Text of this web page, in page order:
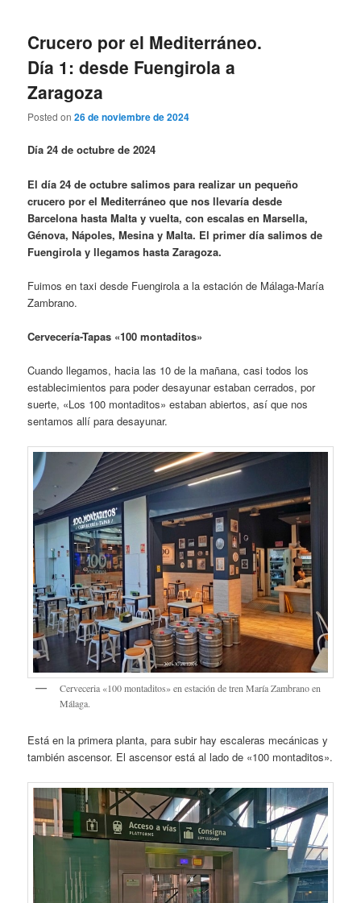
Crucero por el Mediterráneo.
Día 1: desde Fuengirola a
Zaragoza
Posted on26 de noviembre de 2024
Día 24 de octubre de 2024
El día 24 de octubre salimos para realizar un pequeño
crucero por el Mediterráneo que nos llevaría desde
Barcelona hasta Malta y vuelta, con escalas en Marsella,
Génova, Nápoles, Mesina y Malta. El primer día salimos de
Fuengirola y llegamos hasta Zaragoza.
Fuimos en taxi desde Fuengirola a la estación de Málaga-María
Zambrano.
Cervecería-Tapas «100 montaditos»
Cuando llegamos, hacia las 10 de la mañana, casi todos los
establecimientos para poder desayunar estaban cerrados, por
suerte, «Los 100 montaditos» estaban abiertos, así que nos
sentamos allí para desayunar.
Cerveceria «100 montaditos» en estación de tren María Zambrano en
Málaga.
Está en la primera planta, para subir hay escaleras mecánicas y
también ascensor. El ascensor está al lado de «100 montaditos».